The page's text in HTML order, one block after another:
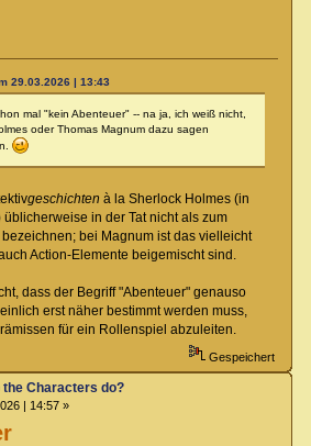
29.03.2026 | 13:43
mal "kein Abenteuer" -- na ja, ich weiß nicht,
oder Thomas Magnum dazu sagen
geschichten à la Sherlock Holmes (in
in der Tat nicht als zum
bei Magnum ist das vielleicht
Action-Elemente beigemischt sind.
dass der Begriff "Abenteuer" genauso
erst näher bestimmt werden muss,
für ein Rollenspiel abzuleiten.
Gespeichert
the Characters do?
| 14:57 »